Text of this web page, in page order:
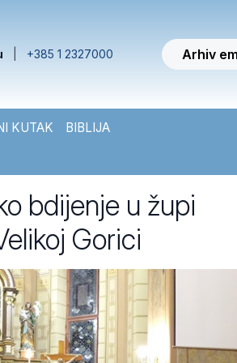
+385 1 2327000 Arhiv
KUTAK
BIBLIJA
bdijenje u župi
Gorici